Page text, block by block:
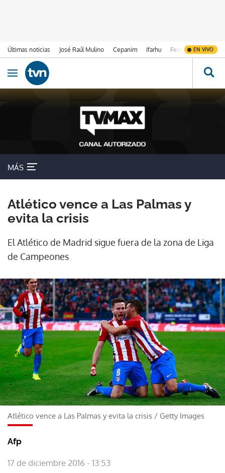
Últimas noticias José Raúl Mulino Cepanim Ifarhu Fenómeno de El
EN VIVO
Ir al contenido
Obrir navegació
MÁS
Atlético vence a Las Palmas y
evita la crisis
El Atlético de Madrid sigue fuera de la zona de Liga
de Campeones
Atlético vence a Las Palmas y evita la crisis / Getty Images
Afp
17 de diciembre 2016 - 13:53